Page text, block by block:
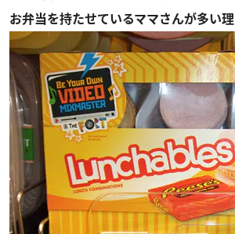
お弁当を持たせているママさんが多い